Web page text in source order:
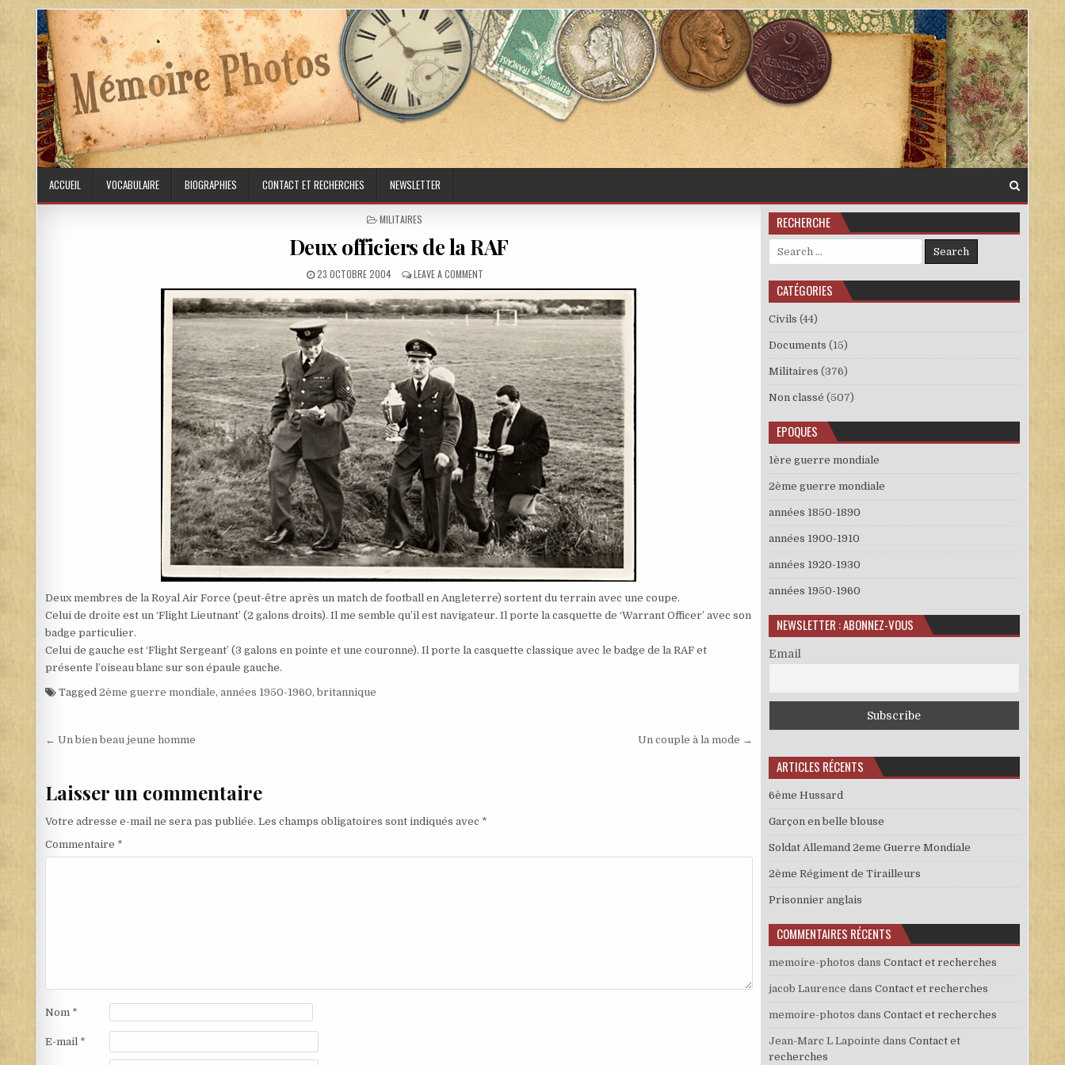
Skip to content
ACCUEIL VOCABULAIRE BIOGRAPHIES CONTACT ET RECHERCHES NEWSLETTER
POSTED IN
MILITAIRES
Deux officiers de la RAF
PUBLISHED DATE:
23 OCTOBRE 2004 LEAVE A COMMENTON DEUX OFFICIERS DE LA RAF
Deux membres de la Royal Air Force (peut-être après un match de football en Angleterre) sortent du terrain avec une coupe.
Celui de droite est un ‘Flight Lieutnant’ (2 galons droits). Il me semble qu’il est navigateur. Il porte la casquette de ‘Warrant Officer’ avec son
badge particulier.
Celui de gauche est ‘Flight Sergeant’ (3 galons en pointe et une couronne). Il porte la casquette classique avec le badge de la RAF et
présente l’oiseau blanc sur son épaule gauche.
Tagged 2ème guerre mondiale, années 1950-1960,britannique
Navigation de l’article
← Un bien beau jeune homme Un couple à la mode →
Laisser un commentaire
Votre adresse e-mail ne sera pas publiée. Les champs obligatoires sont indiqués avec *
Commentaire *
Nom *
E-mail *
RECHERCHE
Search for:
CATÉGORIES
Civils (44)
Documents (15)
Militaires (376)
Non classé (507)
EPOQUES
1ère guerre mondiale
2ème guerre mondiale
années 1850-1890
années 1900-1910
années 1920-1930
années 1950-1960
NEWSLETTER : ABONNEZ-VOUS
Email
ARTICLES RÉCENTS
6ème Hussard
Garçon en belle blouse
Soldat Allemand 2eme Guerre Mondiale
2ème Régiment de Tirailleurs
Prisonnier anglais
COMMENTAIRES RÉCENTS
memoire-photos dans Contact et recherches
jacob Laurence dans Contact et recherches
memoire-photos dans Contact et recherches
Jean-Marc L Lapointe dans Contact et
recherches